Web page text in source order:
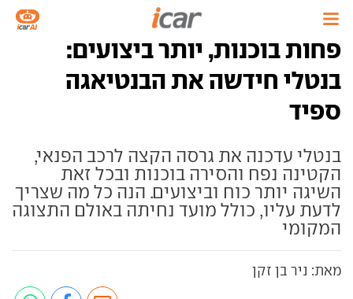
פחות בוכנות, יותר ביצועים:
בנטלי חידשה את הבנטיאגה
ספיד
בנטלי עדכנה את גרסה הקצה לרכב הפנאי,
הקטינה נפח והסירה בוכנות ובכל זאת
השיגה יותר כוח וביצועים. הנה כל מה שצריך
לדעת עליו, כולל מועד נחיתה באולם התצוגה
המקומי
מאת: ניר בן זקן